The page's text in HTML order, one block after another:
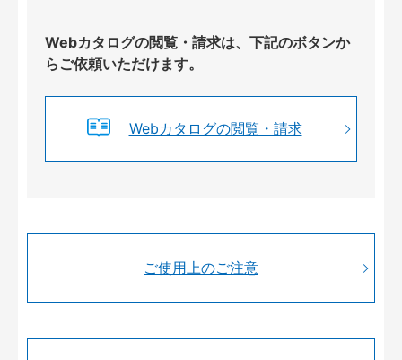
Webカタログの閲覧・請求は、下記のボタンか
らご依頼いただけます。
Webカタログの閲覧・請求
ご使用上のご注意